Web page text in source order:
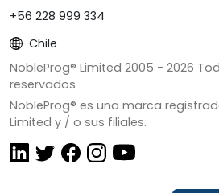
+56 228 999 334
Chile
NobleProg® Limited 2005 - 2026
reservados
NobleProg® es una marca
Limited y / o sus filiales.